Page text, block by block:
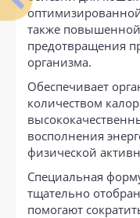
также
предотвращения
организма.
Обеспечивает
количеством
восполнения
физической
Специальная
тщательно
помогают